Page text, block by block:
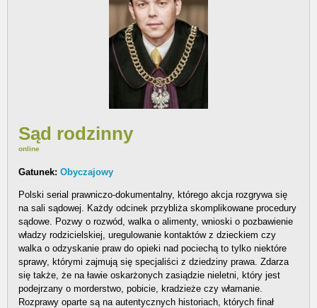
Sąd rodzinny
online
Gatunek: Obyczajowy
Polski serial prawniczo-dokumentalny, którego akcja rozgrywa się
na sali sądowej. Każdy odcinek przybliża skomplikowane procedury
sądowe. Pozwy o rozwód, walka o alimenty, wnioski o pozbawienie
władzy rodzicielskiej, uregulowanie kontaktów z dzieckiem czy
walka o odzyskanie praw do opieki nad pociechą to tylko niektóre
sprawy, którymi zajmują się specjaliści z dziedziny prawa. Zdarza
się także, że na ławie oskarżonych zasiądzie nieletni, który jest
podejrzany o morderstwo, pobicie, kradzieże czy włamanie.
Rozprawy oparte są na autentycznych historiach, których finał